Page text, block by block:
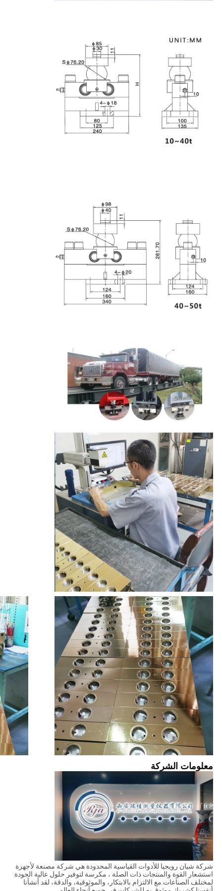
معلومات الشركة
شركة شيان رويجيا للأدوات القياسية المحدودة هي شركة مصنعة لأجهزة
استشعار القوة والمنتجات ذات الصلة ، مكرسة لتوفير حلول عالية الجودة
لمختلف الصناعات.مع الالتزام بالابتكار، والموثوقية، والدقة، لقد أنشأنا